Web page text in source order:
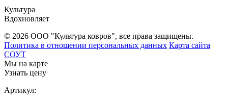
Культура
Вдохновляет
© 2026 ООО "Культура ковров", все права защищены.
Политика в отношении персональных данных Карта сайта
СОУТ
Мы на карте
Узнать цену
Артикул: